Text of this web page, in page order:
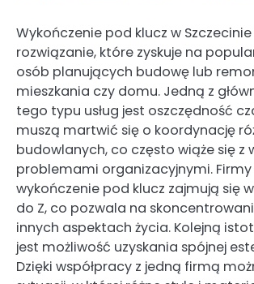
Wykończenie pod klucz w
rozwiązanie, które zyskuje na
osób planujących budowę lub
mieszkania czy domu. Jedną z
tego typu usług jest oszczędność
muszą martwić się o koordynację
budowlanych, co często wiąże się z
problemami organizacyjnymi.
wykończenie pod klucz zajmują się
do Z, co pozwala na
innych aspektach życia. Kolejną
jest możliwość uzyskania spójnej
Dzięki współpracy z jedną firmą